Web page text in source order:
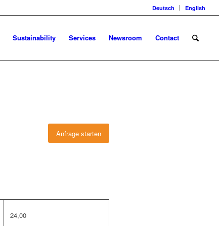
Deutsch English
Sustainability Services Newsroom Contact
Anfrage starten
24,00